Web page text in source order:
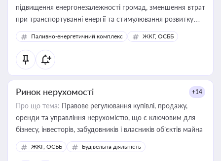
підвищення енергонезалежності громад, зменшення втрат
при транспортуванні енергії та стимулювання розвитку
відновлюваних джерел
Паливно-енергетичний комплекс ЖКГ, ОСББ
Ринок нерухомості +14
Про що тема: Правове регулювання купівлі, продажу,
оренди та управління нерухомістю, що є ключовим для
бізнесу, інвесторів, забудовників і власників об’єктів майна
ЖКГ, ОСББ Будівельна діяльність